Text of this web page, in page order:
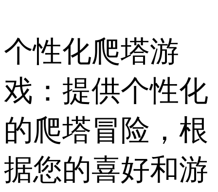
个性化爬塔游
戏：提供个性化
的爬塔冒险，根
据您的喜好和游